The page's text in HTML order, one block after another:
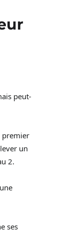
peut-
premier
un
2.
ses